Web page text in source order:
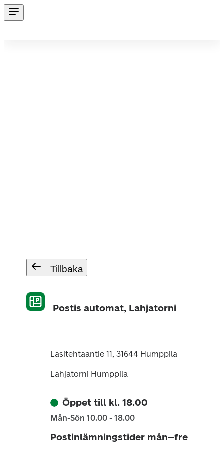
Tillbaka
Postis automat, Lahjatorni
Lasitehtaantie 11, 31644 Humppila
Lahjatorni Humppila
Öppet till kl. 18.00
Mån-Sön 10.00 - 18.00
Postinlämningstider mån–fre